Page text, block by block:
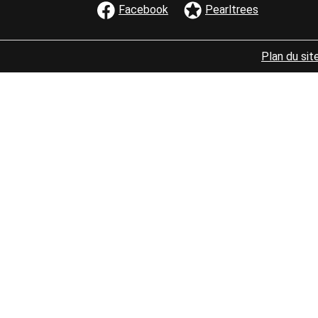
Facebook Pearltrees
texte
MENU PIED
Plan du